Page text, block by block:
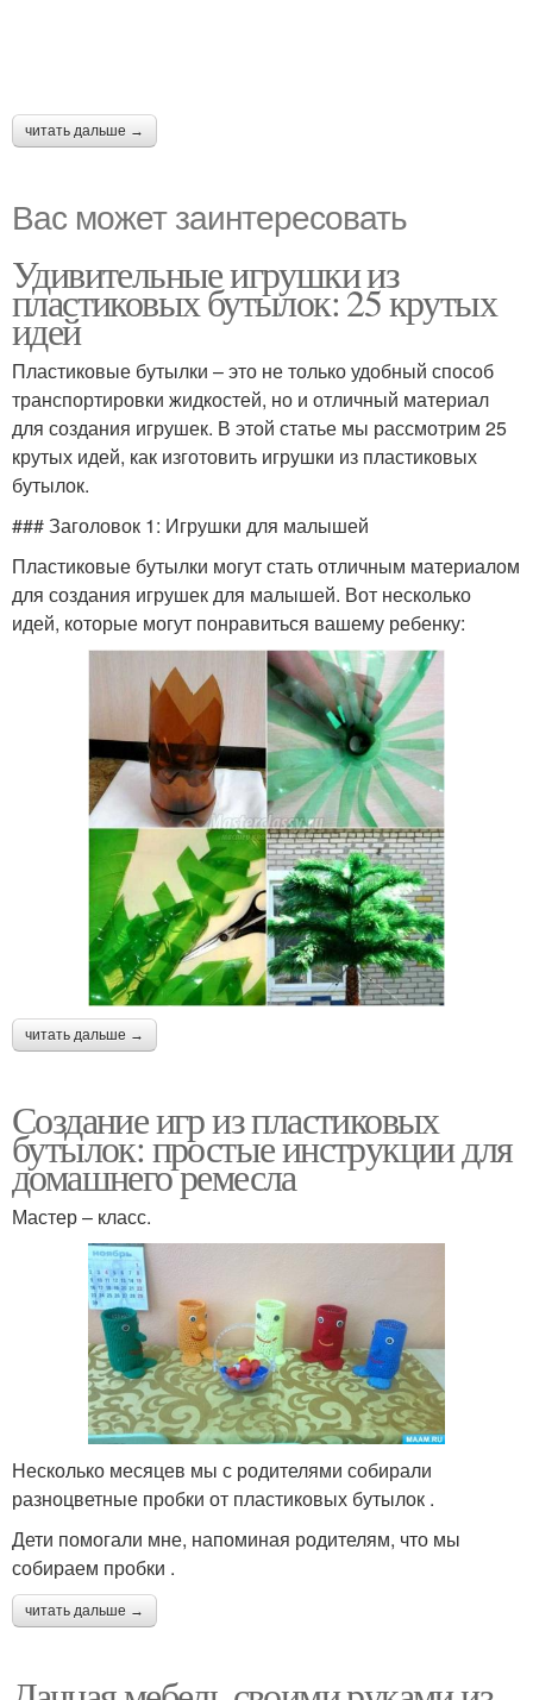
читать дальше →
Вас может заинтересовать
Удивительные игрушки из
пластиковых бутылок: 25 крутых
идей
Пластиковые бутылки – это не только удобный способ
транспортировки жидкостей, но и отличный материал
для создания игрушек. В этой статье мы рассмотрим 25
крутых идей, как изготовить игрушки из пластиковых
бутылок.
### Заголовок 1: Игрушки для малышей
Пластиковые бутылки могут стать отличным материалом
для создания игрушек для малышей. Вот несколько
идей, которые могут понравиться вашему ребенку:
читать дальше →
Создание игр из пластиковых
бутылок: простые инструкции для
домашнего ремесла
Мастер – класс.
Несколько месяцев мы с родителями собирали
разноцветные пробки от пластиковых бутылок .
Дети помогали мне, напоминая родителям, что мы
собираем пробки .
читать дальше →